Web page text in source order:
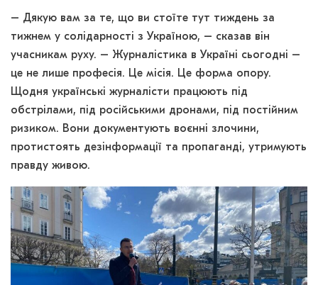
– Дякую вам за те, що ви стоїте тут тиждень за
тижнем у солідарності з Україною, – сказав він
учасникам руху. – Журналістика в Україні сьогодні –
це не лише професія. Це місія. Це форма опору.
Щодня українські журналісти працюють під
обстрілами, під російськими дронами, під постійним
ризиком. Вони документують воєнні злочини,
протистоять дезінформації та пропаганді, утримують
правду живою.